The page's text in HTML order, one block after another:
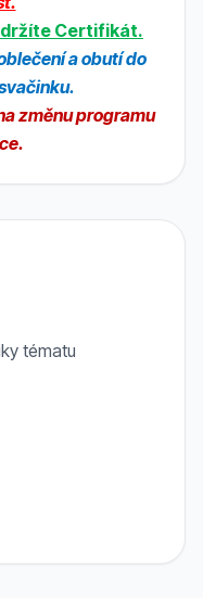
Certifikát.
a obutí do
změnu programu
tématu